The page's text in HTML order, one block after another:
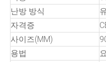
난방 방식
자격증
사이즈(MM)
용법